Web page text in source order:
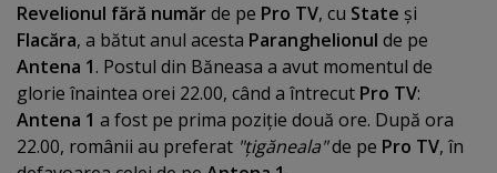
Revelionul fără numărde pe Pro TV, cu State şi
Flacăra, a bătut anul acesta Paranghelionul de pe
Antena 1. Postul din Băneasa a avut momentul de
glorie înaintea orei 22.00, când a întrecut Pro TV:
Antena 1 a fost pe prima poziţie două ore. După ora
22.00, românii au preferat "ţigăneala"de pe Pro TV, în